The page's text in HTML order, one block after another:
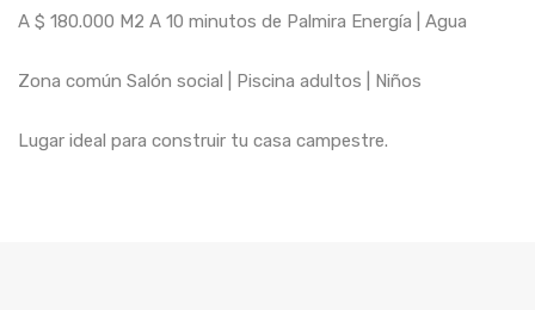
A $ 180.000 M2 A 10 minutos de Palmira Energía | Agua
Zona común Salón social | Piscina adultos | Niños
Lugar ideal para construir tu casa campestre.